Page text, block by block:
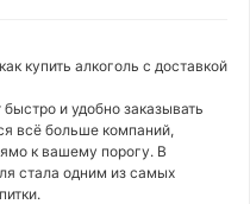
купить алкоголь с доставкой
и удобно заказывать
всё больше компаний,
к вашему порогу. В
стала одним из самых